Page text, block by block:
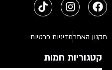
תקנון האתרמדיניות פרטיות
קטגוריות חמות